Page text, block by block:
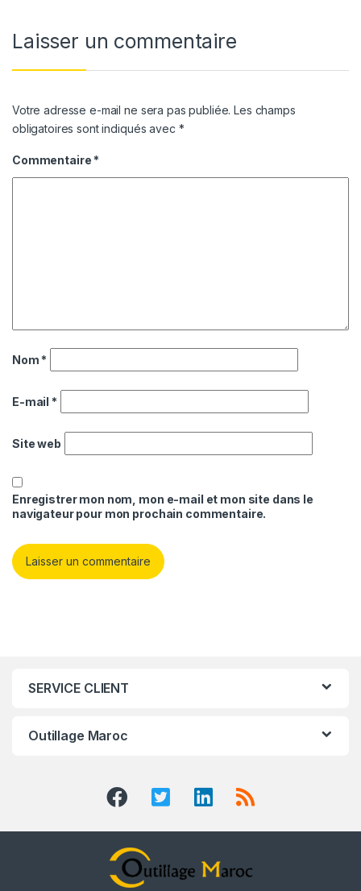
Laisser un commentaire
Votre adresse e-mail ne sera pas publiée. Les champs
obligatoires sont indiqués avec *
Commentaire *
Nom *
E-mail *
Site web
Enregistrer mon nom, mon e-mail et mon site dans le
navigateur pour mon prochain commentaire.
SERVICE CLIENT
Outillage Maroc